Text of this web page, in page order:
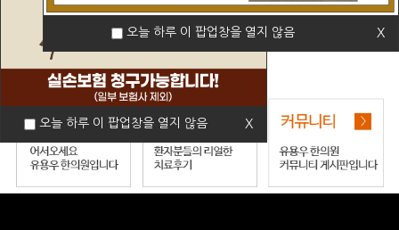
오늘 하루 이 팝업창을 열지 않음 X
오늘 하루 이 팝업창을 열지 않음 X